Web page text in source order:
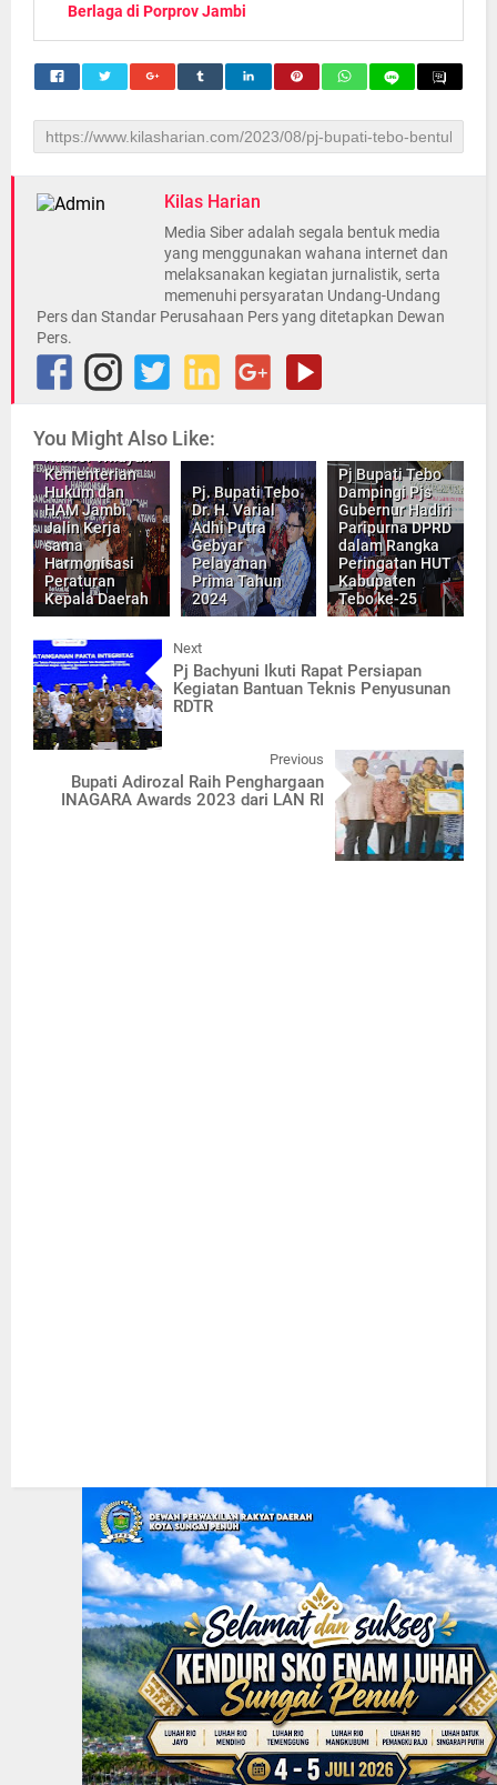
Berlaga di Porprov Jambi
Kilas Harian
Media Siber adalah segala bentuk media
yang menggunakan wahana internet dan
melaksanakan kegiatan jurnalistik, serta
memenuhi persyaratan Undang-Undang
Pers dan Standar Perusahaan Pers yang ditetapkan Dewan
Pers.
You Might Also Like:
Bersama
Kantor Wilayah
Kementerian
Hukum dan
HAM Jambi
Jalin Kerja
sama
Harmonisasi
Peraturan
Kepala Daerah
Pj. Bupati Tebo
Dr. H. Varial
Adhi Putra
Gebyar
Pelayanan
Prima Tahun
2024
Pj Bupati Tebo
Dampingi Pjs
Gubernur Hadiri
Paripurna DPRD
dalam Rangka
Peringatan HUT
Kabupaten
Tebo ke-25
Next
Pj Bachyuni Ikuti Rapat Persiapan
Kegiatan Bantuan Teknis Penyusunan
RDTR
Previous
Bupati Adirozal Raih Penghargaan
INAGARA Awards 2023 dari LAN RI